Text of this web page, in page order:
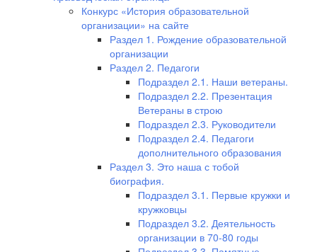
Конкурс «История образовательной
организации» на сайте
Раздел 1. Рождение образовательной
организации
Раздел 2. Педагоги
Подраздел 2.1. Наши ветераны.
Подраздел 2.2. Презентация
Ветераны в строю
Подраздел 2.3. Руководители
Подраздел 2.4. Педагоги
дополнительного образования
Раздел 3. Это наша с тобой
биография.
Подраздел 3.1. Первые кружки и
кружковцы
Подраздел 3.2. Деятельность
организации в 70-80 годы